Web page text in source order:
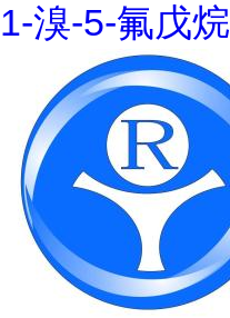
1-溴-5-氟戊烷